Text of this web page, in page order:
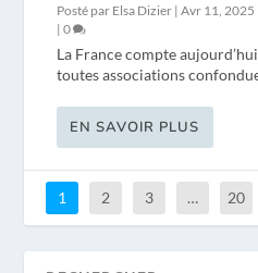
Posté par Elsa Dizier |Avr 11, 2025
|0
La France compte
toutes associations
EN SAVOIR PLUS
1 2 3 … 20